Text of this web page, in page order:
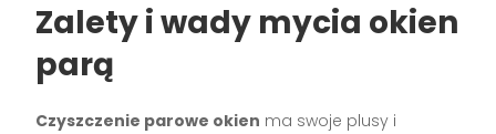
Zalety i wady mycia okien
parą
Czyszczenie parowe okien ma swoje plusy i